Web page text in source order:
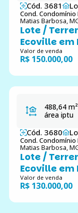
Cód. 3681
Cond. Condomínio
Matias Barbosa,
Lote /
Ecoville em
Valor de venda
R$ 150.000,00
488,64 m²
área iptu
Cód. 3680
Cond. Condomínio
Matias Barbosa,
Lote /
Ecoville em
Valor de venda
R$ 130.000,00